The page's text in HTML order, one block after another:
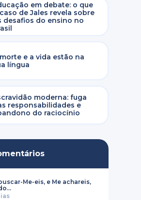
em debate: o que
de Jales revela sobre
desafios do ensino no
e a vida estão na
língua
moderna: fuga
responsabilidades e
do raciocínio
Me-eis, e Me achareis,